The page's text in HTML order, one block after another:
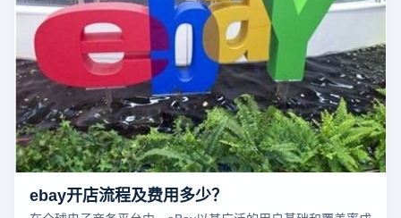
ebay开店流程及费用多少？